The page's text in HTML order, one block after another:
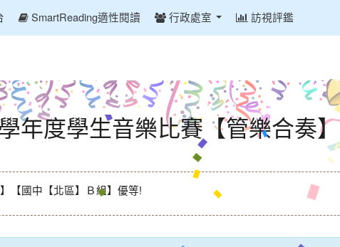
SmartReading適性閱讀 行政處室 訪視評鑑
年度學生音樂比賽【管樂合奏
【國中【北區】Ｂ組】優等!